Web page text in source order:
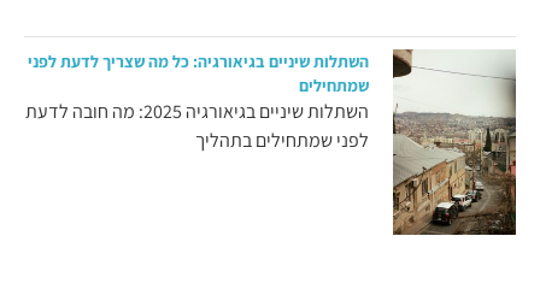
השתלות שיניים בגיאורגיה: כל מה שצריך לדעת לפני
שמתחילים
השתלות שיניים בגיאורגיה 2025: מה חובה לדעת
לפני שמתחילים בתהליך